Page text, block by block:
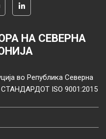
НА СЕВЕРНА
во Република Северна
СТАНДАРДОТ ISO 9001:2015